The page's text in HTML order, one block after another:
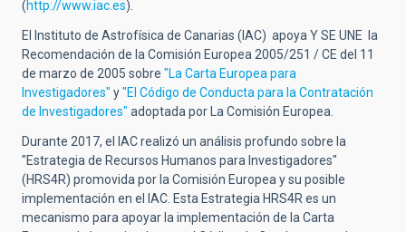
(http://www.iac.es).
El Instituto de Astrofísica de Canarias (IAC) apoya Y SE UNE la
Recomendación de la Comisión Europea 2005/251 / CE del 11
de marzo de 2005 sobre "La Carta Europea para
Investigadores" y"El Código de Conducta para la Contratación
de Investigadores" adoptada por La Comisión Europea.
Durante 2017, el IAC realizó un análisis profundo sobre la
"Estrategia de Recursos Humanos para Investigadores"
(HRS4R) promovida por la Comisión Europea y su posible
implementación en el IAC. Esta Estrategia HRS4R es un
mecanismo para apoyar la implementación de la Carta